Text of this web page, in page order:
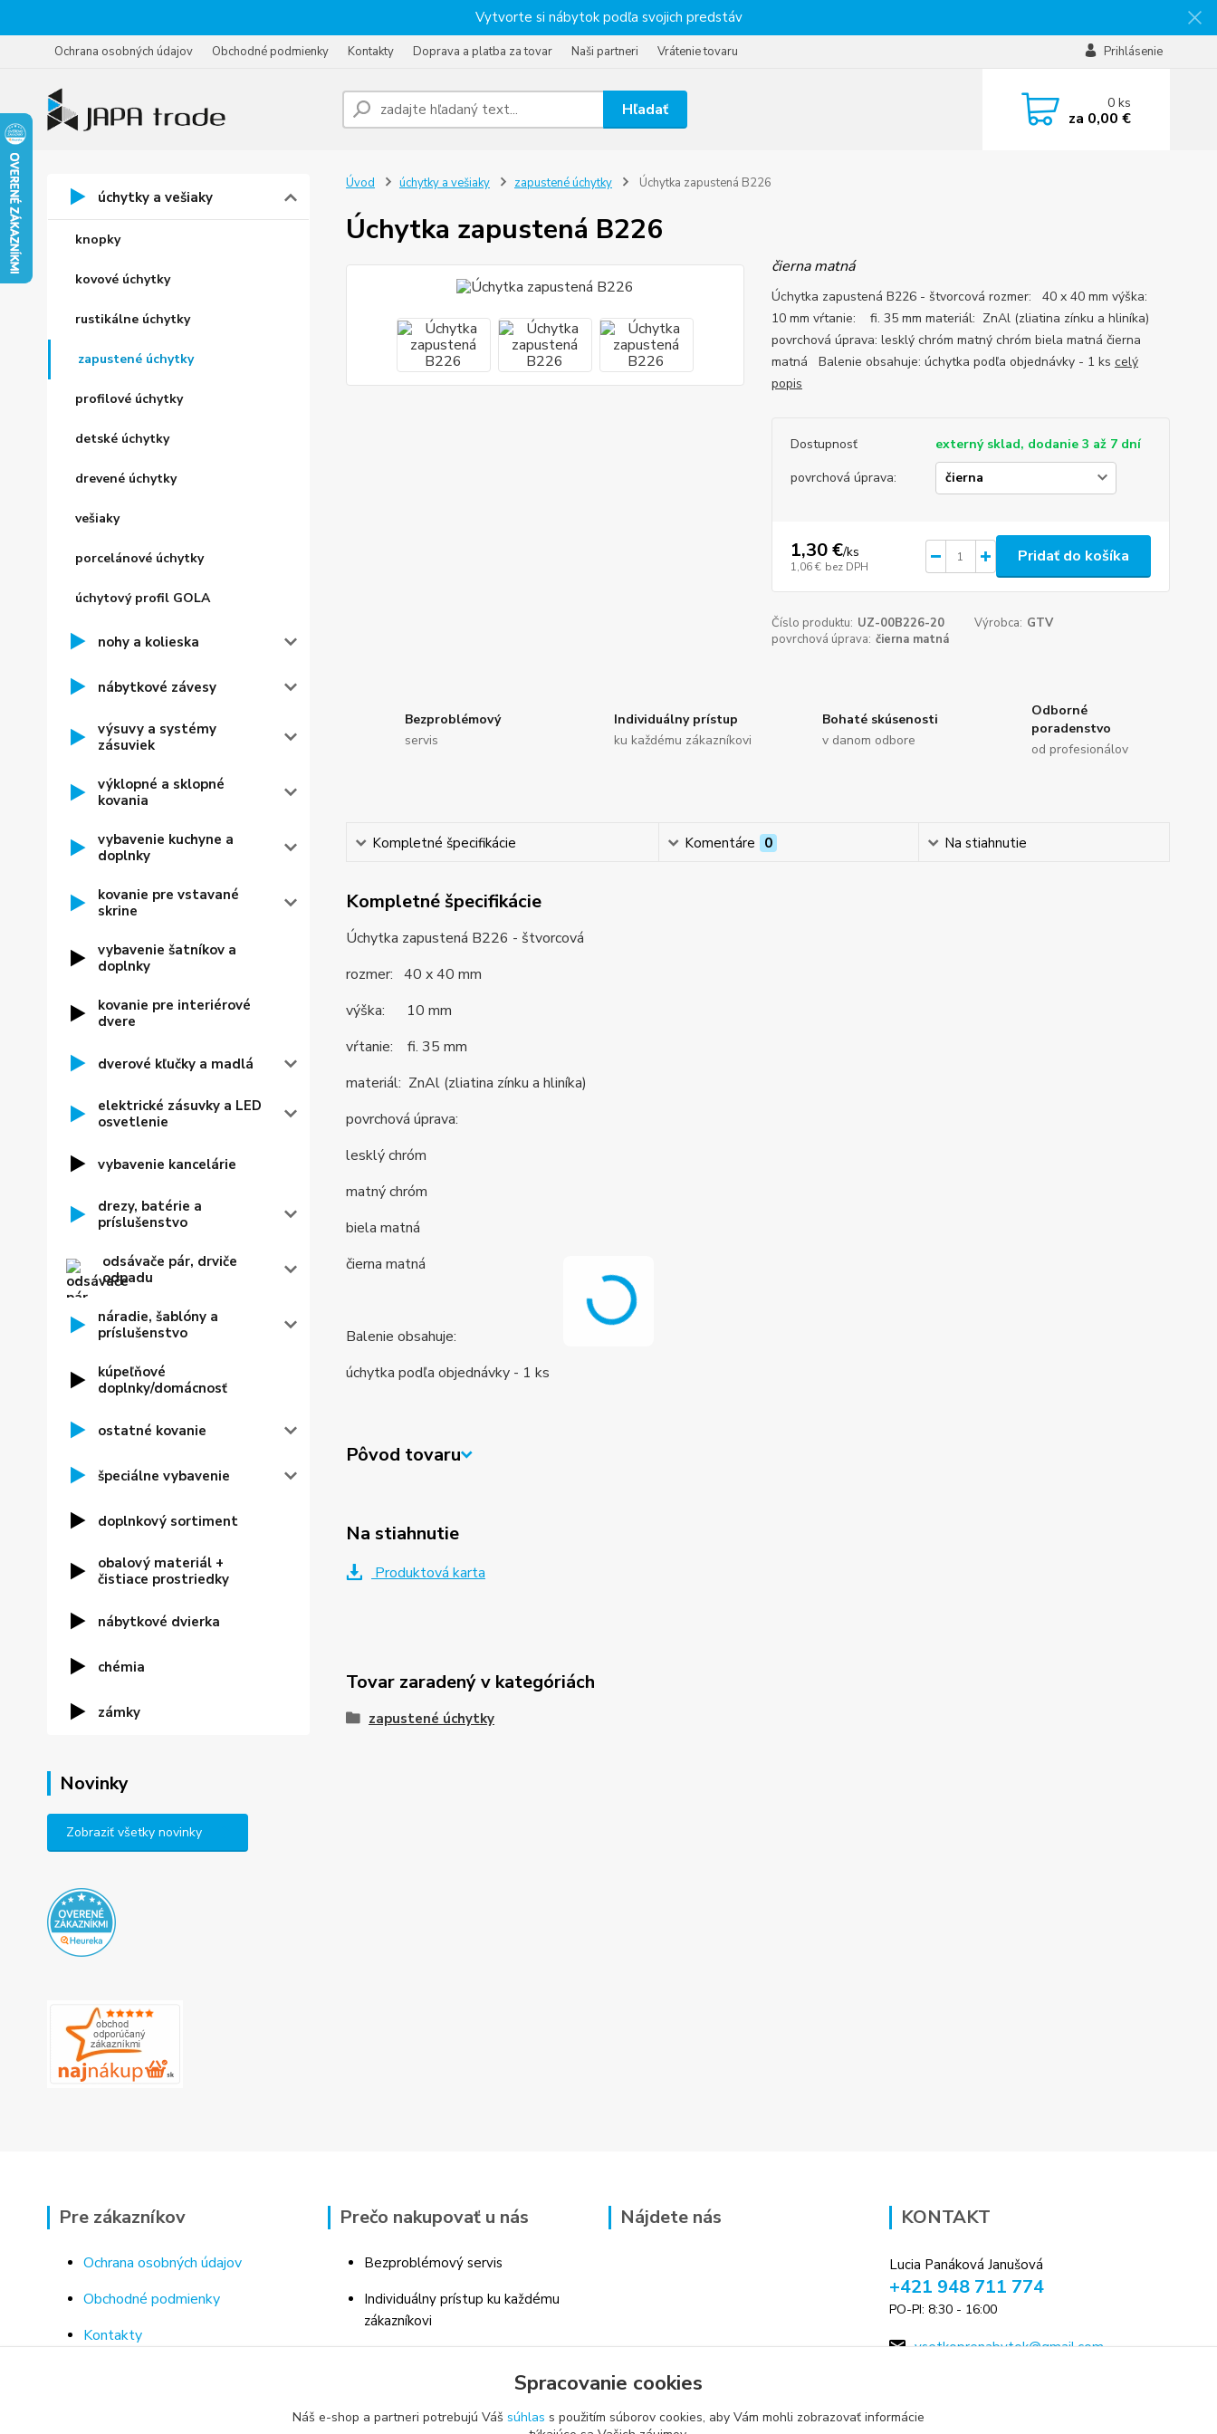
Vytvorte si nábytok podľa svojich predstáv
Ochrana osobných údajov Obchodné podmienky Kontakty Doprava a platba za tovar Naši partneri Vrátenie tovaru Prihlásenie
Hľadať 0ks
za 0,00 €
úchytky a vešiaky
knopky
kovové úchytky
rustikálne úchytky
zapustené úchytky
profilové úchytky
detské úchytky
drevené úchytky
vešiaky
porcelánové úchytky
úchytový profil GOLA
nohy a kolieska
nábytkové závesy
výsuvy a systémy
zásuviek
výklopné a sklopné
kovania
vybavenie kuchyne a
doplnky
kovanie pre vstavané
skrine
vybavenie šatníkov a
doplnky
kovanie pre interiérové
dvere
dverové kľučky a madlá
elektrické zásuvky a LED
osvetlenie
vybavenie kancelárie
drezy, batérie a
príslušenstvo
odsávače pár, drviče
odpadu
náradie, šablóny a
príslušenstvo
kúpeľňové
doplnky/domácnosť
ostatné kovanie
špeciálne vybavenie
doplnkový sortiment
obalový materiál +
čistiace prostriedky
nábytkové dvierka
chémia
zámky
Novinky
Zobraziť všetky novinky
Úvod úchytky a vešiaky zapustené úchytky Úchytka zapustená B226
Úchytka zapustená B226
čierna matná
Úchytka zapustená B226 - štvorcová rozmer: 40 x 40 mm výška:
10 mm vŕtanie: fi. 35 mm materiál: ZnAl (zliatina zínku a hliníka)
povrchová úprava: lesklý chróm matný chróm biela matná čierna
matná Balenie obsahuje: úchytka podľa objednávky - 1 ks celý
popis
Dostupnosť
externý sklad, dodanie 3 až 7 dní
povrchová úprava:
1,30 €/ks
1,06 € bez DPH
Pridať do košíka
Číslo produktu: UZ-00B226-20 Výrobca: GTV
povrchová úprava: čierna matná
Bezproblémový
servis
Individuálny prístup
ku každému zákazníkovi
Bohaté skúsenosti
v danom odbore
Odborné
poradenstvo
od profesionálov
Kompletné špecifikácie Komentáre 0 Na stiahnutie
Kompletné špecifikácie
Úchytka zapustená B226 - štvorcová
rozmer: 40 x 40 mm
výška: 10 mm
vŕtanie: fi. 35 mm
materiál: ZnAl (zliatina zínku a hliníka)
povrchová úprava:
lesklý chróm
matný chróm
biela matná
čierna matná
Balenie obsahuje:
úchytka podľa objednávky - 1 ks
Pôvod tovaru
Na stiahnutie
Produktová karta
Tovar zaradený v kategóriách
zapustené úchytky
Pre zákazníkov
Ochrana osobných údajov
Obchodné podmienky
Kontakty
Prečo nakupovať u nás
Bezproblémový servis
Individuálny prístup ku každému
zákazníkovi
poradenstvo
Nájdete nás KONTAKT
Lucia Panáková Janušová
+421 948 711 774
PO-PI: 8:30 - 16:00
vsetkoprenabytok@gmail.com
Spracovanie cookies
Náš e-shop a partneri potrebujú Váš súhlas s použitím súborov cookies, aby Vám mohli zobrazovať informácie